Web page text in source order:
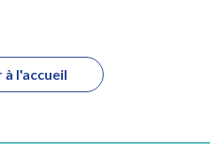
à l'accueil